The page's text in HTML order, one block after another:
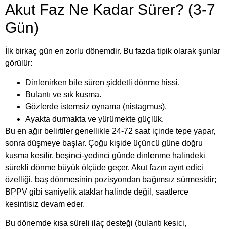
Akut Faz Ne Kadar Sürer? (3-7
Gün)
İlk birkaç gün en zorlu dönemdir. Bu fazda tipik olarak şunlar
görülür:
Dinlenirken bile süren şiddetli dönme hissi.
Bulantı ve sık kusma.
Gözlerde istemsiz oynama (nistagmus).
Ayakta durmakta ve yürümekte güçlük.
Bu en ağır belirtiler genellikle 24-72 saat içinde tepe yapar,
sonra düşmeye başlar. Çoğu kişide üçüncü güne doğru
kusma kesilir, beşinci-yedinci günde dinlenme halindeki
sürekli dönme büyük ölçüde geçer. Akut fazın ayırt edici
özelliği, baş dönmesinin pozisyondan bağımsız sürmesidir;
BPPV gibi saniyelik ataklar halinde değil, saatlerce
kesintisiz devam eder.
Bu dönemde kısa süreli ilaç desteği (bulantı kesici,